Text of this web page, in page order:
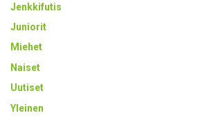
Jenkkifutis
Juniorit
Miehet
Naiset
Uutiset
Yleinen